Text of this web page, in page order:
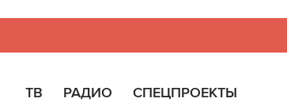
ТВ РАДИО СПЕЦПРОЕКТЫ